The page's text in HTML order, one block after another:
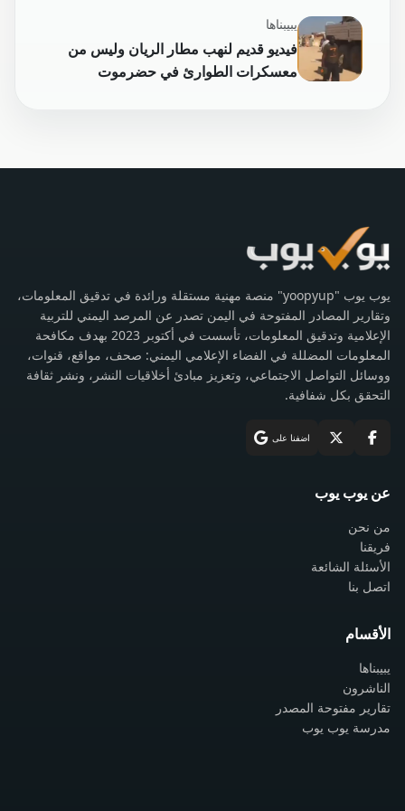
يبيبناها
فيديو قديم لنهب مطار الريان وليس من
معسكرات الطوارئ في حضرموت
يوب يوب "yoopyup" منصة مهنية مستقلة ورائدة في تدقيق المعلومات،
وتقارير المصادر المفتوحة في اليمن تصدر عن المرصد اليمني للتربية
الإعلامية وتدقيق المعلومات، تأسست في أكتوبر 2023 بهدف مكافحة
المعلومات المضللة في الفضاء الإعلامي اليمني: صحف، مواقع، قنوات،
ووسائل التواصل الاجتماعي، وتعزيز مبادئ أخلاقيات النشر، ونشر ثقافة
التحقق بكل شفافية.
اضفنا على
عن يوب يوب
من نحن
فريقنا
الأسئلة الشائعة
اتصل بنا
الأقسام
يبيبناها
الناشرون
تقارير مفتوحة المصدر
مدرسة يوب يوب